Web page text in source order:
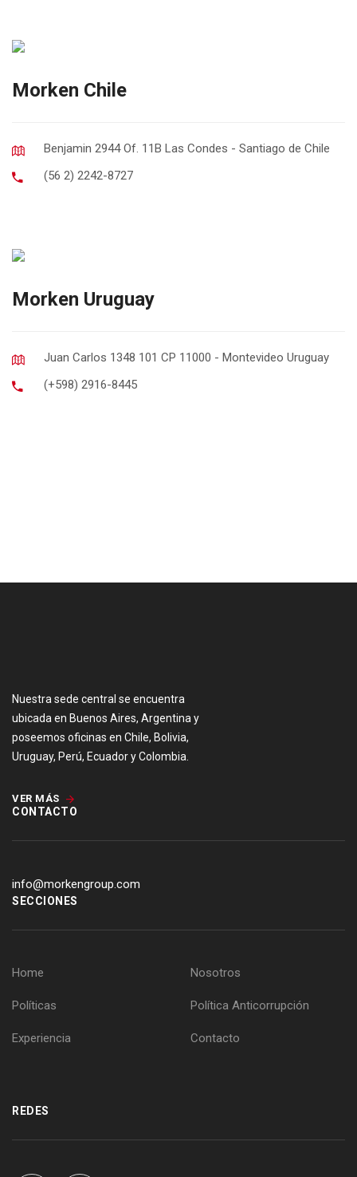
Morken Chile
Benjamin 2944 Of. 11B Las Condes - Santiago de Chile
(56 2) 2242-8727
Morken Uruguay
Juan Carlos 1348 101 CP 11000 - Montevideo Uruguay
(+598) 2916-8445
Nuestra sede central se encuentra
ubicada en Buenos Aires, Argentina y
poseemos oficinas en Chile, Bolivia,
Uruguay, Perú, Ecuador y Colombia.
VER MÁS
CONTACTO
info@morkengroup.com
SECCIONES
Home Nosotros
Políticas Política Anticorrupción
Experiencia Contacto
REDES